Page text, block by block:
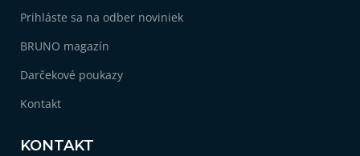
Prihláste sa na odber noviniek
BRUNO magazín
Darčekové poukazy
Kontakt
KONTAKT